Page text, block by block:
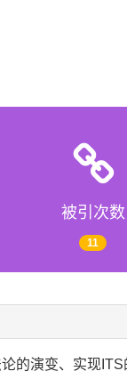
被引次数
11
的演变、实现